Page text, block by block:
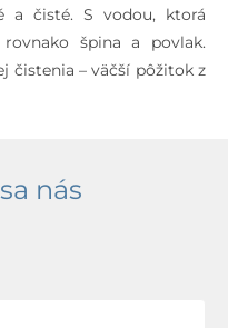
a čisté. S vodou, ktorá
špina a povlak.
čistenia – väčší pôžitok z
nás